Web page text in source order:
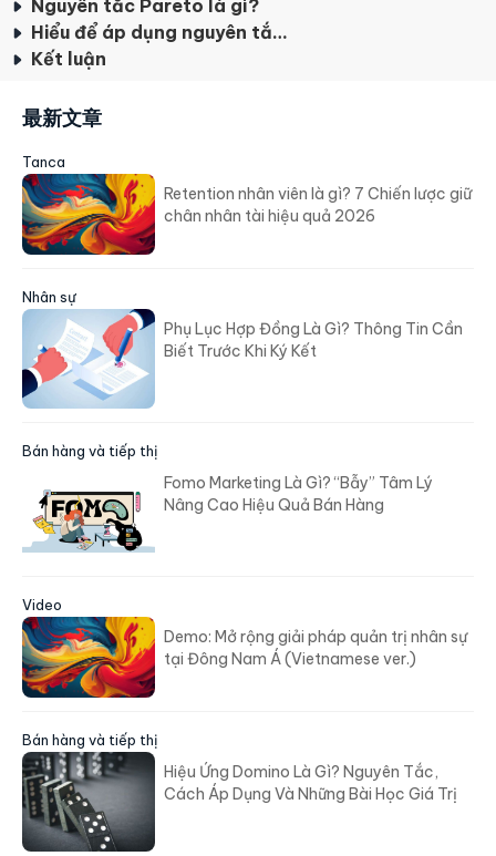
Nguyên tắc Pareto là gì?
Hiểu để áp dụng nguyên tắc Pareto
Kết luận
最新文章
Tanca
Retention nhân viên là gì? 7 Chiến lược giữ
chân nhân tài hiệu quả 2026
Nhân sự
Phụ Lục Hợp Đồng Là Gì? Thông Tin Cần
Biết Trước Khi Ký Kết
Bán hàng và tiếp thị
Fomo Marketing Là Gì? “Bẫy” Tâm Lý
Nâng Cao Hiệu Quả Bán Hàng
Video
Demo: Mở rộng giải pháp quản trị nhân sự
tại Đông Nam Á (Vietnamese ver.)
Bán hàng và tiếp thị
Hiệu Ứng Domino Là Gì? Nguyên Tắc,
Cách Áp Dụng Và Những Bài Học Giá Trị